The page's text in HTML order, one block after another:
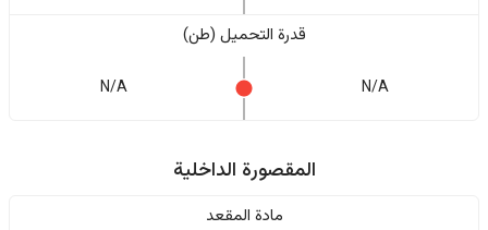
قدرة التحميل (طن)
N/A
N/A
المقصورة الداخلية
مادة المقعد